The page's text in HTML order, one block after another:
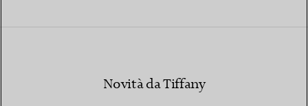
Novità da Tiffany